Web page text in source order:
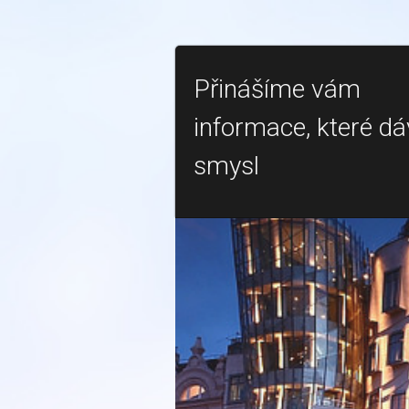
Přinášíme vám
informace, které
smysl